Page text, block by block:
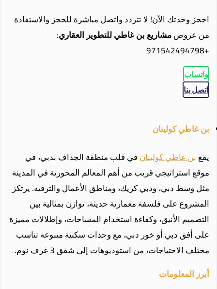
احجز وحدتك الآن! لا تتردد واتصل مباشرة للحجز والاستفادة
من عروضمشاريع بن غاطي للتطوير العقاري:
+971542494798
واتساب
اتصل بنا
بن غاطي كولينان
يقعبن غاطي كولينانفي قلب منطقة الجداف بدبي، في
موقع استراتيجي قريب من أهم المعالم المحورية في المدينة
مثل وسط دبي، ودبي كريك، ومناطق الأعمال والترفيه. يرتكز
المشروع على فلسفة معمارية حديثة، توازن بمثالية بين
التصميم الأنيق، وكفاءة استخدام المساحات، وإطلالات مميزة
على أفق دبي أو خور دبي، مع وحدات سكنية متنوعة تناسب
مختلف الاحتياجات، من استوديوهات إلى شقق 3 غرف نوم.
أبرز المعلومات